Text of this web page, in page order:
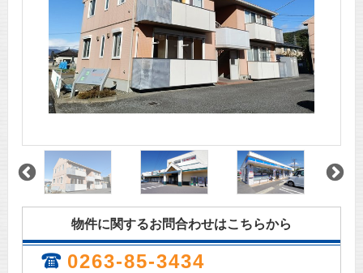
物件に関するお問合わせはこちらから
0263-85-3434